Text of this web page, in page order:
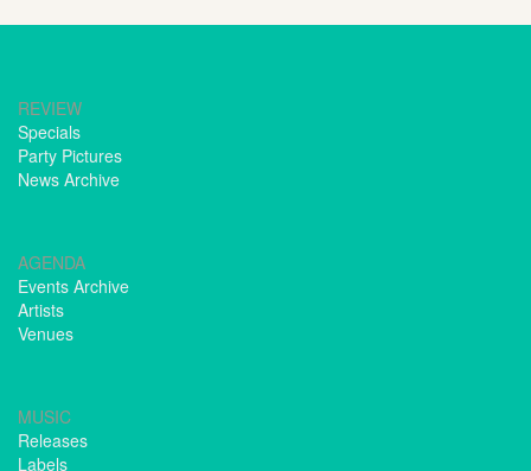
REVIEW
Specials
Party Pictures
News Archive
AGENDA
Events Archive
Artists
Venues
MUSIC
Releases
Labels